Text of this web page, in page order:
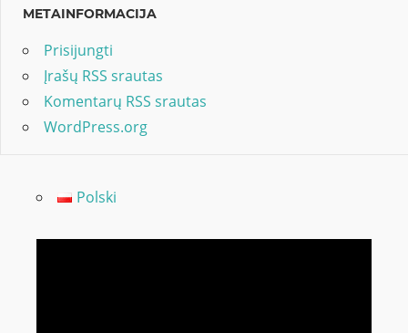
METAINFORMACIJA
Prisijungti
Įrašų RSS srautas
Komentarų RSS srautas
WordPress.org
Polski